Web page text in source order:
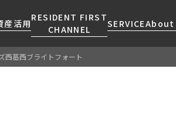
産活用
RESIDENT FIRST
CHANNEL
SERVICEAbout
西葛西ブライトフォート